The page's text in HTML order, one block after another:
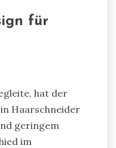
für
hat der
Haarschneider
geringem
im